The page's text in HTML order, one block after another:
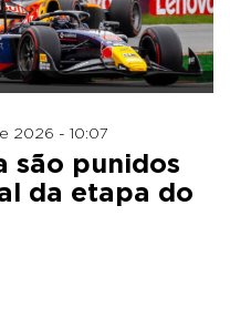
2026 - 10:07
são punidos
da etapa do